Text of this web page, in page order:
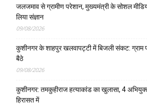
जलजमाव से ग्रामीण परेशान, मुख्यमंत्री के सोशल
लिया संज्ञान
09/08/2026
कुशीनगर के शाहपुर खलवापट्टी में बिजली संकट: ग्राम
बैठे
09/08/2026
कुशीनगर: तमकुहीराज हत्याकांड का खुलासा, 4
हिरासत में